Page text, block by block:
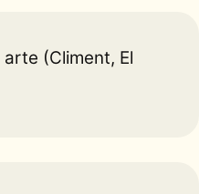
(Climent, El